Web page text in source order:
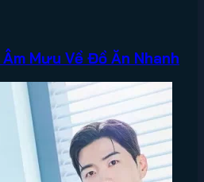
Mưu Về Đồ Ăn Nhanh